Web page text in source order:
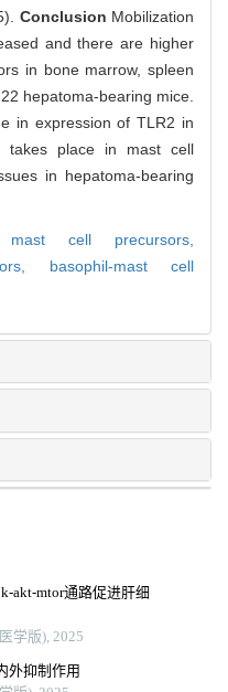
Conclusion Mobilization
and there are higher
in bone marrow, spleen
hepatoma-bearing mice.
in expression of TLR2 in
takes place in mast cell
in hepatoma-bearing
mast cell precursors,
basophil-mast cell
akt-mtor通路促进肝细
学版), 2025
外抑制作用